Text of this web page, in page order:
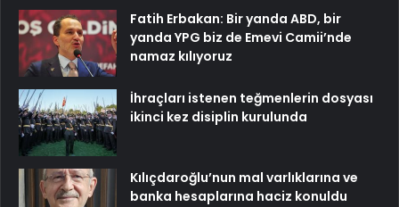
Fatih Erbakan: Bir yanda ABD, bir
yanda YPG biz de Emevi Camii’nde
namaz kılıyoruz
İhraçları istenen teğmenlerin dosyası
ikinci kez disiplin kurulunda
Kılıçdaroğlu’nun mal varlıklarına ve
banka hesaplarına haciz konuldu